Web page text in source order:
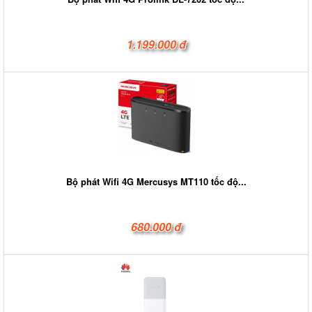
1.199.000 đ
Bộ phát Wifi 4G Mercusys MT110 tốc độ...
680.000 đ